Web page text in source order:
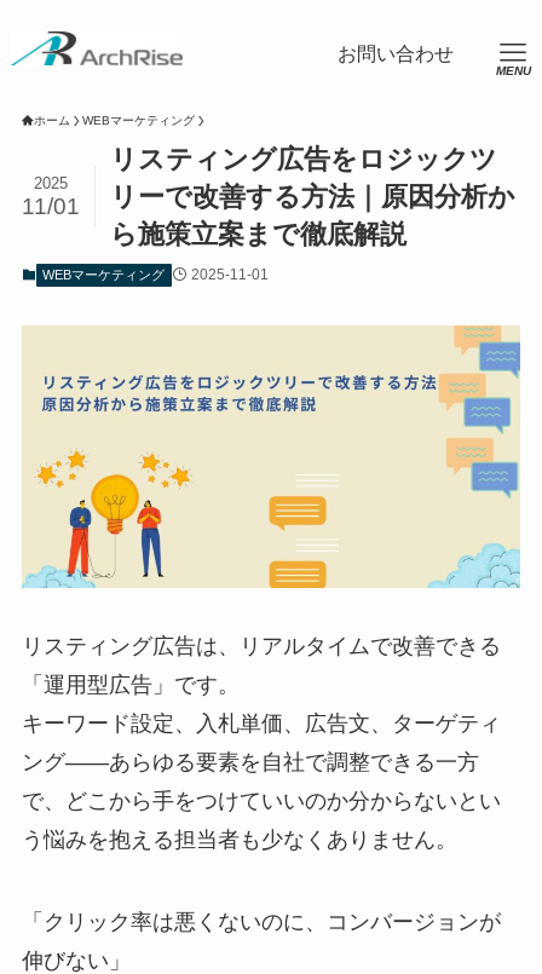
ホーム WEBマーケティング
リスティング広告をロジックツ
リーで改善する方法｜原因分析か
ら施策立案まで徹底解説
2025
11/01
WEBマーケティング 2025-11-01
リスティング広告は、リアルタイムで改善できる
「運用型広告」です。
キーワード設定、入札単価、広告文、ターゲティ
ング——あらゆる要素を自社で調整できる一方
で、どこから手をつけていいのか分からないとい
う悩みを抱える担当者も少なくありません。
「クリック率は悪くないのに、コンバージョンが
伸びない」